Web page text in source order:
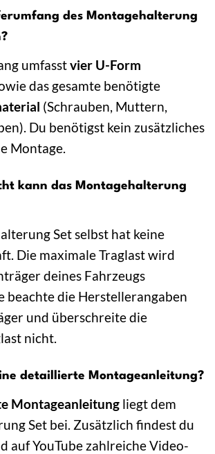
des Montagehalterung
umfasstvier U-Form
das gesamte benötigte
(Schrauben, Muttern,
Du benötigst kein zusätzliches
Montage.
kann das Montagehalterung
Set selbst hat keine
Die maximale Traglast wird
deines Fahrzeugs
beachte die Herstellerangaben
und überschreite die
nicht.
detaillierte Montageanleitung?
Montageanleitung liegt dem
Set bei. Zusätzlich findest du
auf YouTube zahlreiche Video-